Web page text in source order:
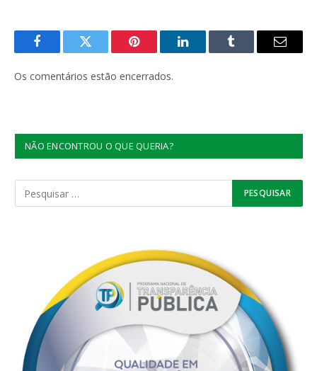
FacebookTwitter Pinterest LinkedInTumblr
E-
Os comentários estão encerrados.
NÃO ENCONTROU O QUE QUERIA?